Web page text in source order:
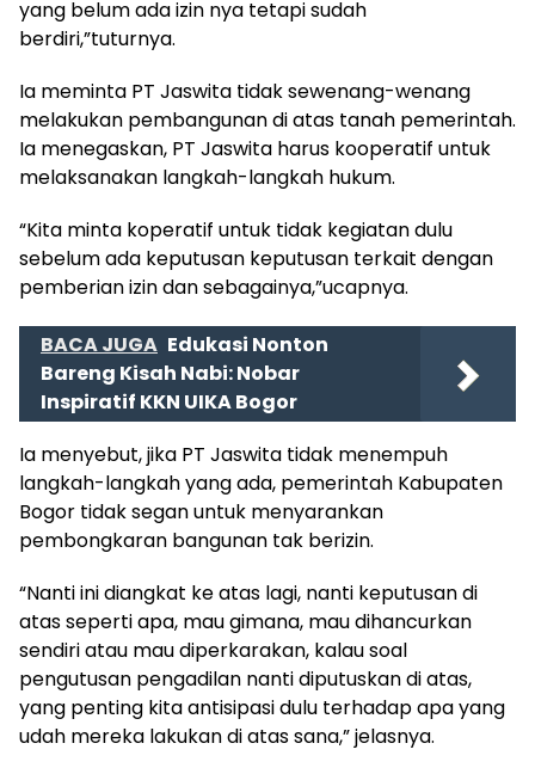
yang belum ada izin nya tetapi sudah
berdiri,”tuturnya.
Ia meminta PT Jaswita tidak sewenang-wenang
melakukan pembangunan di atas tanah pemerintah.
Ia menegaskan, PT Jaswita harus kooperatif untuk
melaksanakan langkah-langkah hukum.
“Kita minta koperatif untuk tidak kegiatan dulu
sebelum ada keputusan keputusan terkait dengan
pemberian izin dan sebagainya,”ucapnya.
BACA JUGA Edukasi Nonton
Bareng Kisah Nabi: Nobar
Inspiratif KKN UIKA Bogor
Ia menyebut, jika PT Jaswita tidak menempuh
langkah-langkah yang ada, pemerintah Kabupaten
Bogor tidak segan untuk menyarankan
pembongkaran bangunan tak berizin.
“Nanti ini diangkat ke atas lagi, nanti keputusan di
atas seperti apa, mau gimana, mau dihancurkan
sendiri atau mau diperkarakan, kalau soal
pengutusan pengadilan nanti diputuskan di atas,
yang penting kita antisipasi dulu terhadap apa yang
udah mereka lakukan di atas sana,” jelasnya.